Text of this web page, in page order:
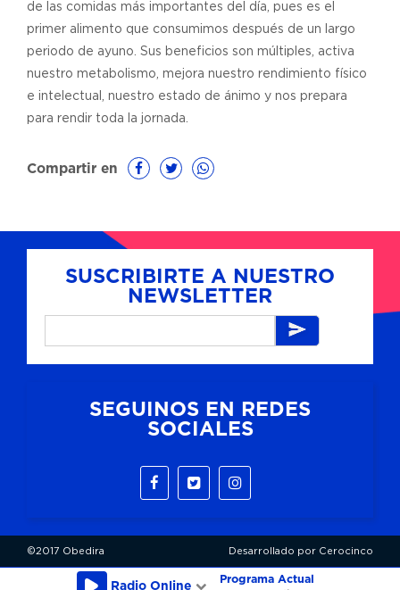
Radio Online
Programa Actual
de las comidas más importantes del día, pues es el
primer alimento que consumimos después de un largo
periodo de ayuno. Sus beneficios son múltiples, activa
nuestro metabolismo, mejora nuestro rendimiento físico
e intelectual, nuestro estado de ánimo y nos prepara
para rendir toda la jornada.
Compartir en
SUSCRIBIRTE A NUESTRO
NEWSLETTER
SEGUINOS EN REDES
SOCIALES
©2017 Obedira Desarrollado por Cerocinco